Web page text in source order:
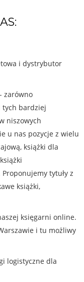
i dystrybutor
zarówno
tych bardziej
niszowych
u nas pozycje z wielu
książki dla
tytuły z
książki,
księgarni online.
i tu możliwy
logistyczne dla